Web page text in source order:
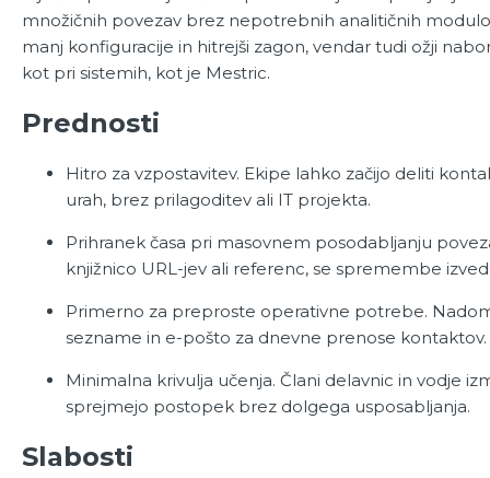
množičnih povezav brez nepotrebnih analitičnih
manj konfiguracije in hitrejši zagon, vendar tudi ožji
kot pri sistemih, kot je Mestric.
Prednosti
Hitro za vzpostavitev. Ekipe lahko začijo deliti
urah, brez prilagoditev ali IT projekta.
Prihranek časa pri masovnem posodabljanju
knjižnico URL-jev ali referenc, se spremembe
Primerno za preproste operativne potrebe.
sezname in e-pošto za dnevne prenose kontaktov.
Minimalna krivulja učenja. Člani delavnic in vodje
sprejmejo postopek brez dolgega usposabljanja.
Slabosti